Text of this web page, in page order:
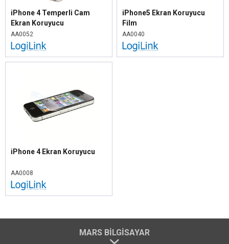
iPhone 4 Temperli Cam
Ekran Koruyucu
AA0052
iPhone5 Ekran Koruyucu
Film
AA0040
iPhone 4 Ekran Koruyucu
AA0008
MARS BILGISAYAR